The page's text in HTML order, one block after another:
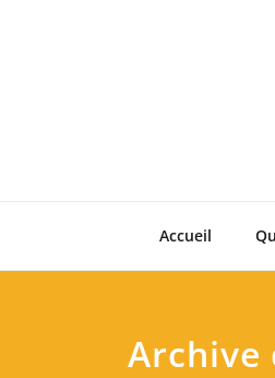
Accueil
Archive